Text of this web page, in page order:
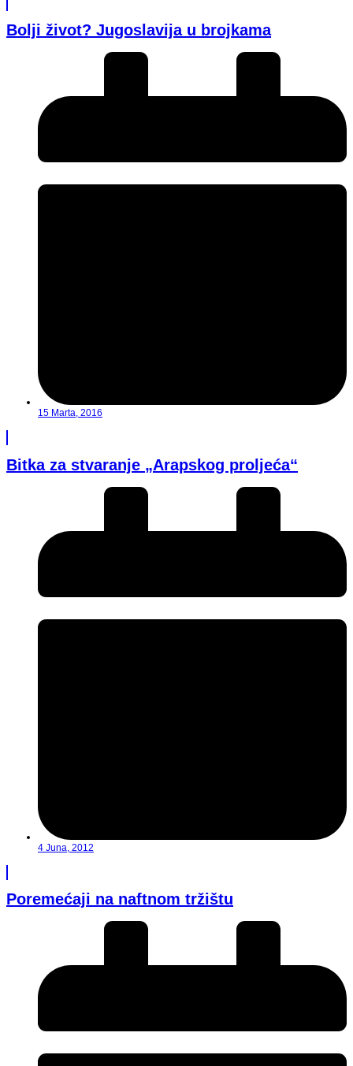
Bolji život? Jugoslavija u brojkama
15 Marta, 2016
Bitka za stvaranje „Arapskog proljeća“
4 Juna, 2012
Poremećaji na naftnom tržištu